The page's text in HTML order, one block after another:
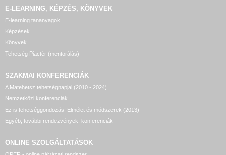
E-LEARNING, KÉPZÉS, KÖNYVEK
E-learning tananyagok
Képzések
Könyvek
Tehetség Piactér (mentorálás)
SZAKMAI KONFERENCIÁK
A Matehetsz tehetségnapjai (2010 - 2024)
Nemzetközi konferenciák
Ez is tehetséggondozás! Elmélet és módszerek (2013)
Egyéb, további rendezvények, konferenciák
ONLINE SZOLGÁLTATÁSOK